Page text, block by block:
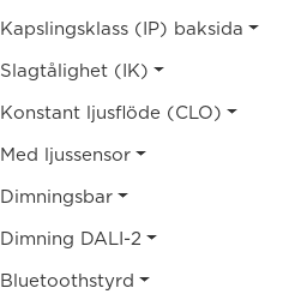
Kapslingsklass (IP) baksida
Slagtålighet (IK)
Konstant ljusflöde (CLO)
Med ljussensor
Dimningsbar
Dimning DALI-2
Bluetoothstyrd